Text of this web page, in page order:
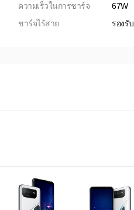
ความเร็วในการชาร์จ
67W
ชาร์จไร้สาย
รองรับ